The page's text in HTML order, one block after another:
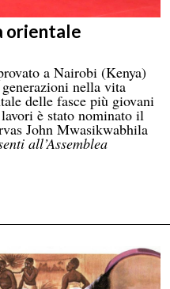
orientale
a Nairobi (Kenya)
nella vita
delle fasce più giovani
è stato nominato il
John Mwasikwabhila
all’Assemblea